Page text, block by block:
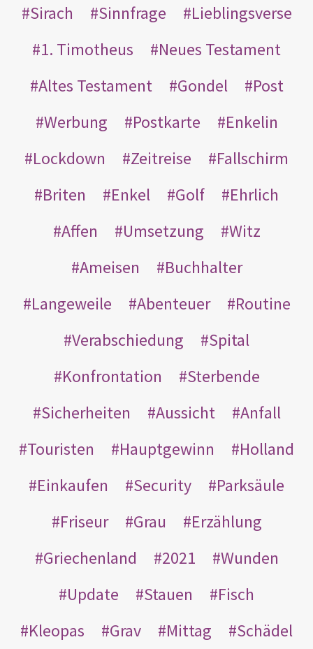
Sirach
Sinnfrage
Lieblingsverse
1. Timotheus
Neues Testament
Altes Testament
Gondel
Post
Werbung
Postkarte
Enkelin
Lockdown
Zeitreise
Fallschirm
Briten
Enkel Golf
Ehrlich
Affen
Umsetzung
Witz
Ameisen
Buchhalter
Langeweile
Abenteuer
Routine
Verabschiedung
Spital
Konfrontation
Sterbende
Sicherheiten
Aussicht
Anfall
Touristen
Hauptgewinn
Holland
Einkaufen
Security
Parksäule
Friseur
Grau
Erzählung
Griechenland
2021
Wunden
Update
Stauen
Fisch
Kleopas
Grav Mittag Schädel